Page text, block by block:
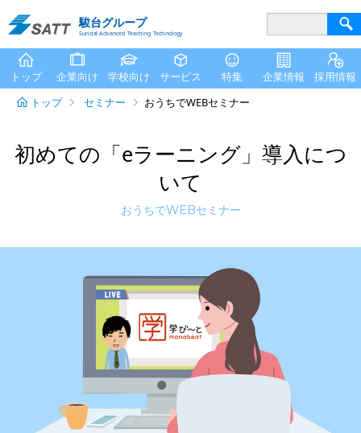
トップ セミナー おうちでWEBセミナー
初めての「eラーニング」導入につ
いて
おうちでWEBセミナー
駿台グループ
Sundai Advanced Teaching Technology
トップ 企業向け 学校向け サービス 特集 企業情報 採用情報